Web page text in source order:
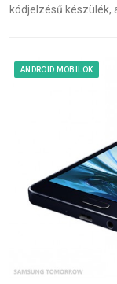
kódjelzésű készülék,
ANDROID MOBILOK